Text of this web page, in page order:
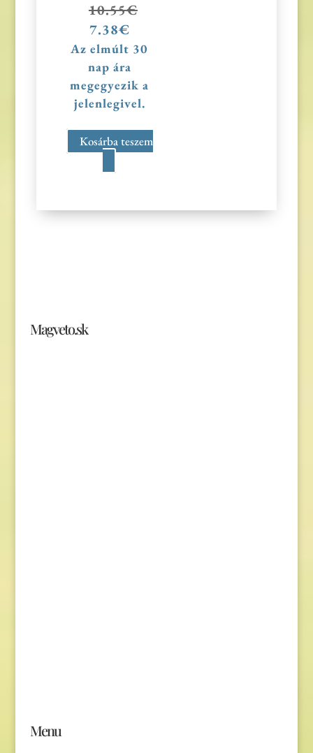
10.55€
Original
price
was:
10.55€.
7.38€Current
price
is:
7.38€.
Az elmúlt 30
nap ára
megegyezik a
jelenlegivel.
Kosárba teszem
Magveto.sk
Menu